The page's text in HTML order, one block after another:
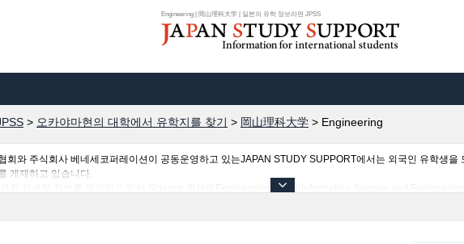
Engineering | 岡山理科大学 | 일본의 유학 정보라면 JPSS
> 오카야마현의 대학에서 유학지를 찾기 > 岡山理科大学 > Engineering
회와 주식회사 베네세코퍼레이션이 공동운영하고 있는JAPAN STUDY SUPPORT에서는 외국인 유학생
게재하고 있습니다.
관한 자세한 정보를 게재하고 있어 Science 학부및Engineering 학부및Information Science and